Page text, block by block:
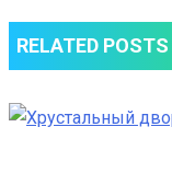
RELATED POSTS